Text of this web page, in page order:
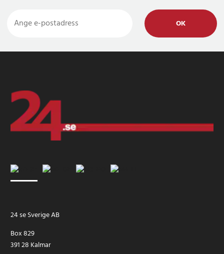
OK
24 se Sverige AB
Box 829
391 28 Kalmar